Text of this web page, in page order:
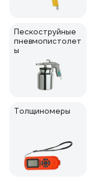
Пескоструйные
пневмопистолет
ы
Толщиномеры